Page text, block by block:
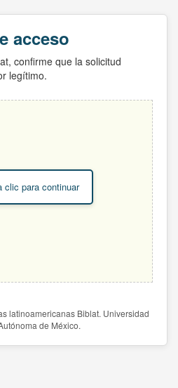
acceso
confirme que la solicitud
legítimo.
clic para continuar
latinoamericanas Biblat. Universidad
de México.